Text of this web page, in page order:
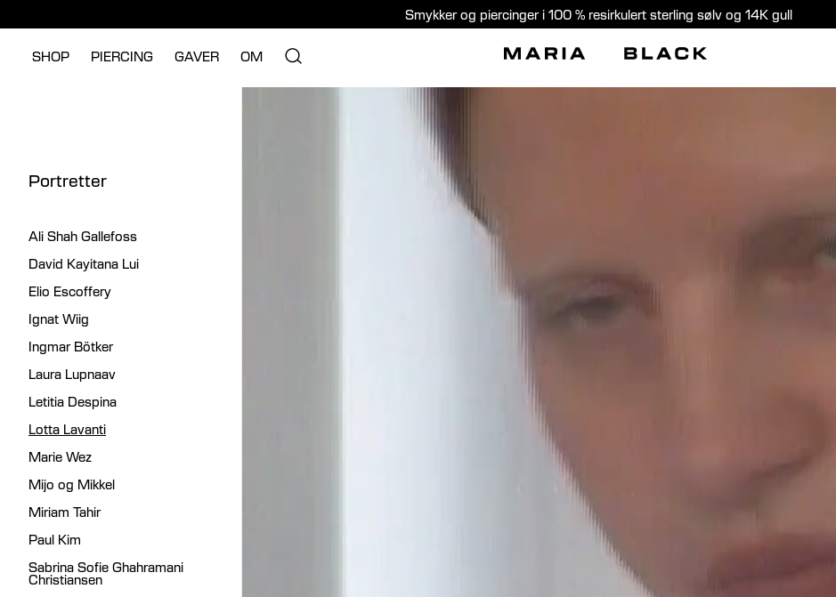
Smykker og piercinger i 100 % resirkulert sterling sølv og 14K gull
SHOP PIERCING GAVER OM
Portretter
Ali Shah Gallefoss
David Kayitana Lui
Elio Escoffery
Ignat Wiig
Ingmar Bötker
Laura Lupnaav
Letitia Despina
Lotta Lavanti
Marie Wez
Mijo og Mikkel
Miriam Tahir
Paul Kim
Sabrina Sofie Ghahramani
Christiansen